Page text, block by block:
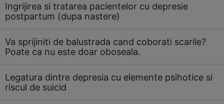
Ingrijirea si tratarea pacientelor cu depresie
postpartum (dupa nastere)
Va sprijiniti de balustrada cand coborati scarile?
Poate ca nu este doar oboseala.
Legatura dintre depresia cu elemente psihotice si
riscul de suicid